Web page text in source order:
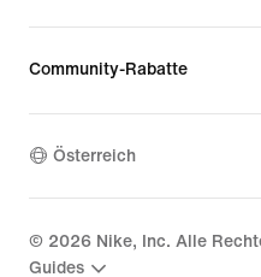
Community-Rabatte
Österreich
© 2026 Nike, Inc. Alle
Guides